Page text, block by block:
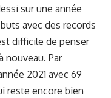
sur une année
avec des records
difficile de penser
nouveau. Par
2021 avec 69
reste encore bien